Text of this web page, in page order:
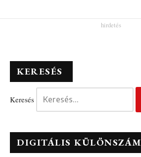
KERESÉS
Keresés
DIGITÁLIS KÜLÖNSZÁM